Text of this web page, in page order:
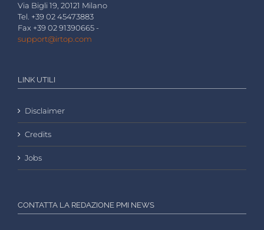
Via Bigli 19, 20121 Milano
Tel. +39 02 45473883
Fax +39 02 91390665 -
support@irtop.com
LINK UTILI
Disclaimer
Credits
Jobs
CONTATTA LA REDAZIONE PMI NEWS